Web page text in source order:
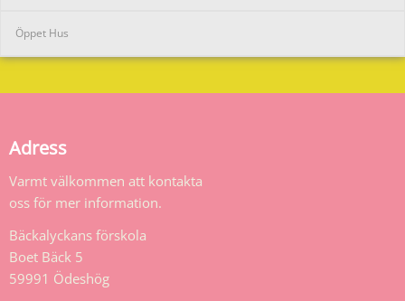
Öppet Hus
Adress
Varmt välkommen att kontakta
oss för mer information.
Bäckalyckans förskola
Boet Bäck 5
59991 Ödeshög